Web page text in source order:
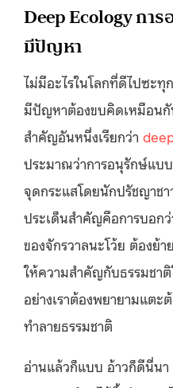
Deep Ecology กา
มีปัญหา
ไม่มีอะไรในโลกที่ดีไปซะ
มีปัญหาต้องขบคิดเหมือนกั
สำคัญอันหนึ่งเรียกว่า
ประมาณว่าการอนุรักษ์แบ
จุดกระแสโดยนักปรัชญาช
ประเด็นสำคัญคือการบอก
ของจักรวาลนะโว้ย ต้องย้
ให้ความสำคัญกับธรรมชา
อย่างเราต้องพยายามแตะ
ทำลายธรรมชาติ
อ่านแล้วก็แบบ อ้าวก็ดีนี่นา